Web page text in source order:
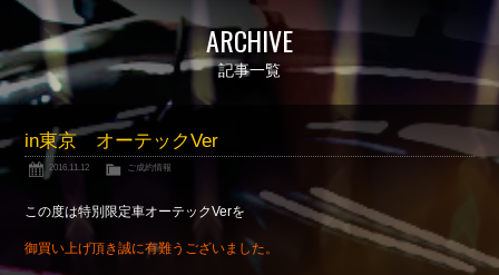
Stock list
在庫情報
Contract
ご成約情報
About NSX
NSXについて
Reflesh Plan
Trade in
買取査定
ARCHIVE
記事一覧
in東京 オーテックVer
2016.11.12 ご成約情報
この度は特別限定車オーテックVerを
御買い上げ頂き誠に有難うございました。